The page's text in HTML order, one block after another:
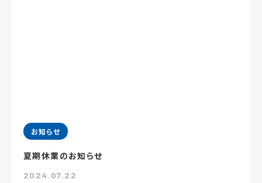
お知らせ
夏期休業のお知らせ
2024.07.22